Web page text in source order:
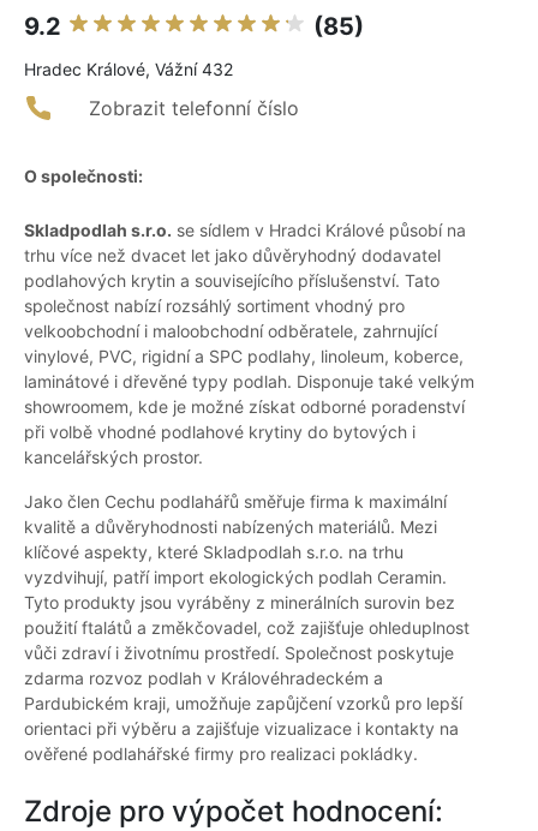
9.2 (85)
Hradec Králové, Vážní 432
Zobrazit telefonní číslo
O společnosti:
Skladpodlah s.r.o. se sídlem v Hradci Králové působí na
trhu více než dvacet let jako důvěryhodný dodavatel
podlahových krytin a souvisejícího příslušenství. Tato
společnost nabízí rozsáhlý sortiment vhodný pro
velkoobchodní i maloobchodní odběratele, zahrnující
vinylové, PVC, rigidní a SPC podlahy, linoleum, koberce,
laminátové i dřevěné typy podlah. Disponuje také velkým
showroomem, kde je možné získat odborné poradenství
při volbě vhodné podlahové krytiny do bytových i
kancelářských prostor.
Jako člen Cechu podlahářů směřuje firma k maximální
kvalitě a důvěryhodnosti nabízených materiálů. Mezi
klíčové aspekty, které Skladpodlah s.r.o. na trhu
vyzdvihují, patří import ekologických podlah Ceramin.
Tyto produkty jsou vyráběny z minerálních surovin bez
použití ftalátů a změkčovadel, což zajišťuje ohleduplnost
vůči zdraví i životnímu prostředí. Společnost poskytuje
zdarma rozvoz podlah v Královéhradeckém a
Pardubickém kraji, umožňuje zapůjčení vzorků pro lepší
orientaci při výběru a zajišťuje vizualizace i kontakty na
ověřené podlahářské firmy pro realizaci pokládky.
Zdroje pro výpočet hodnocení: